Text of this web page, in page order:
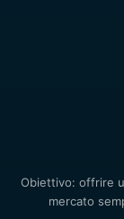
Obiettivo: offrire
mercato